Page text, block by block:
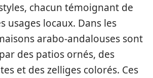
chacun témoignant de
usages locaux. Dans les
arabo-andalouses sont
des patios ornés, des
et des zelliges colorés. Ces